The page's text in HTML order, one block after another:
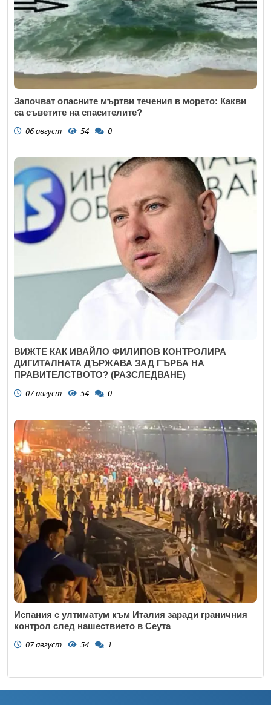
Започват опасните мъртви течения в морето: Какви
са съветите на спасителите?
06 август 54 0
ВИЖТЕ КАК ИВАЙЛО ФИЛИПОВ КОНТРОЛИРА
ДИГИТАЛНАТА ДЪРЖАВА ЗАД ГЪРБА НА
ПРАВИТЕЛСТВОТО? (РАЗСЛЕДВАНЕ)
07 август 54 0
Испания с ултиматум към Италия заради граничния
контрол след нашествието в Сеута
07 август 54 1